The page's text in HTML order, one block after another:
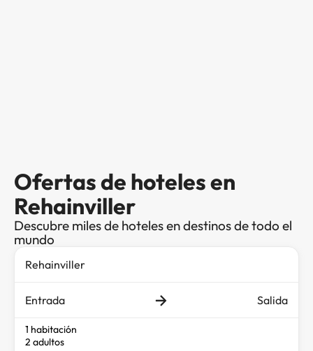
Ofertas de hoteles en
Rehainviller
Descubre miles de hoteles en destinos de todo el
mundo
Entrada Salida
1 habitación
2 adultos